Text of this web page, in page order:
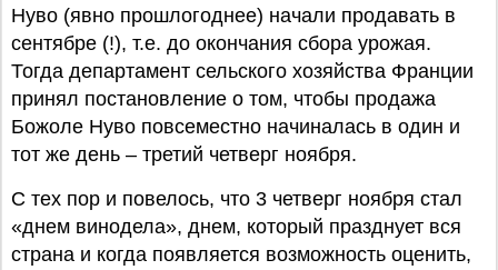
Нуво (явно прошлогоднее) начали продавать в
сентябре (!), т.е. до окончания сбора урожая.
Тогда департамент сельского хозяйства Франции
принял постановление о том, чтобы продажа
Божоле Нуво повсеместно начиналась в один и
тот же день – третий четверг ноября.
С тех пор и повелось, что 3 четверг ноября стал
«днем винодела», днем, который празднует вся
страна и когда появляется возможность оценить,